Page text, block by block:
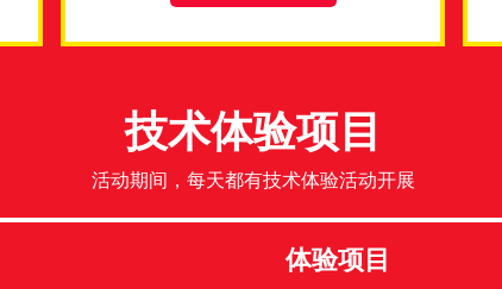
技术体验项目
活动期间，每天都有技术体验活动开展
体验项目